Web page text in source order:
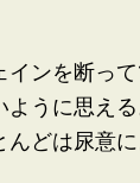
インを断っ
ように思え
んどは尿意